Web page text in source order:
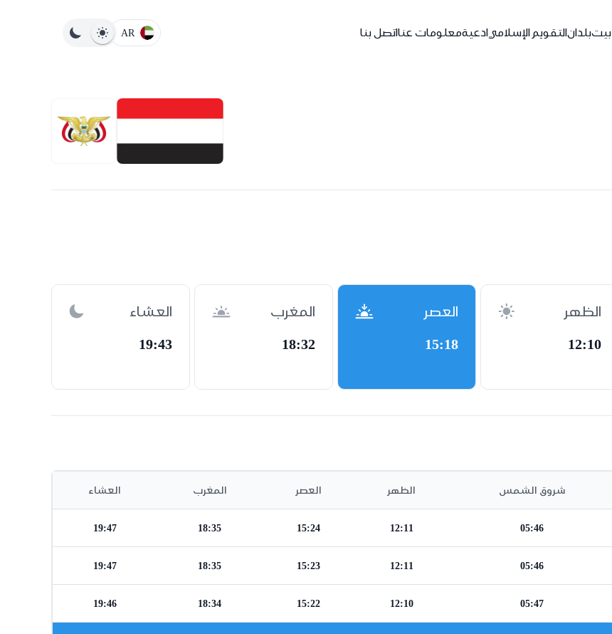
بيتبلدانالتقويم الإسلاميادعيةمعلومات عنااتصل بنا AR
الظهر
12:10
العصر
15:18
المغرب
18:32
العشاء
19:43
شروق الشمس الظهر العصر المغرب العشاء
05:46
12:11
15:24
18:35
19:47
05:46
12:11
15:23
18:35
19:47
05:47
12:10
15:22
18:34
19:46